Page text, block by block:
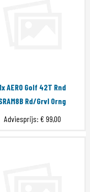
AERO Golf 42T Rnd
Rd/Grvl Orng
Adviesprijs: € 99,00